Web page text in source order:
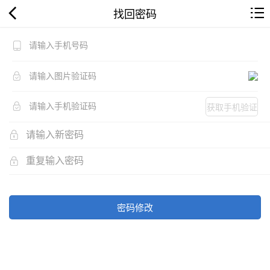
找回密码
获取手机验证
密码修改